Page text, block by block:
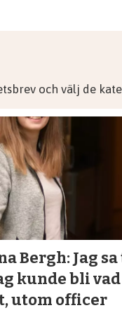
och välj de
Bergh: Jag
kunde bli vad
utom officer